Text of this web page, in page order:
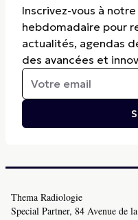
Inscrivez-vous à
hebdomadaire pour
actualités, agendas
des avancées et
Thema Radiologie
Special Partner, 84 Avenue de